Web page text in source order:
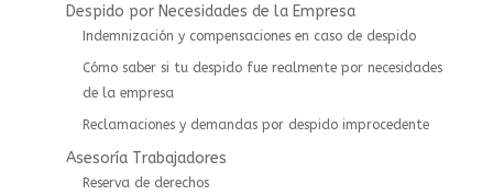
Despido por Necesidades de la Empresa
Indemnización y compensaciones en caso de despido
Cómo saber si tu despido fue realmente por necesidades
de la empresa
Reclamaciones y demandas por despido improcedente
Asesoría Trabajadores
⁠⁠Reserva de derechos